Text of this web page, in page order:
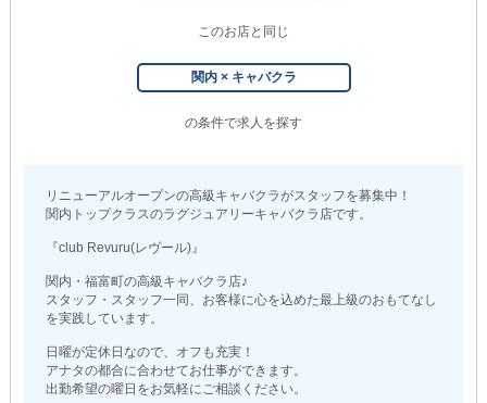
このお店と同じ
関内 × キャバクラ
の条件で求人を探す
リニューアルオープンの高級キャバクラがスタッフを募集中！
関内トップクラスのラグジュアリーキャバクラ店です。
『club Revuru(レヴール)』
関内・福富町の高級キャバクラ店♪
スタッフ・スタッフ一同、お客様に心を込めた最上級のおもてなし
を実践しています。
日曜が定休日なので、オフも充実！
アナタの都合に合わせてお仕事ができます。
出勤希望の曜日をお気軽にご相談ください。